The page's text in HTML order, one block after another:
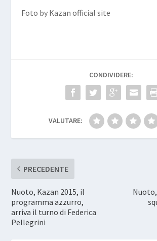
Foto by Kazan official site
CONDIVIDERE:
VALUTARE:
PRECEDENTE
Nuoto, Kazan 2015, il
programma azzurro,
arriva il turno di Federica
Pellegrini